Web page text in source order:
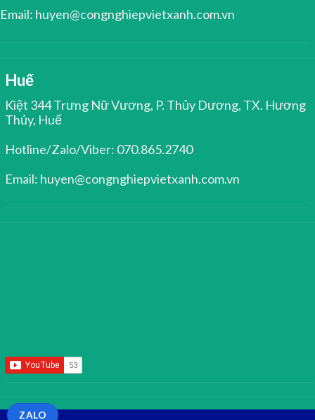
Email: huyen@congnghiepvietxanh.com.vn
Huế
Kiệt 344 Trưng Nữ Vương, P. Thủy Dương, TX. Hương
Thủy, Huế
Hotline/Zalo/Viber: 070.865.2740
Email: huyen@congnghiepvietxanh.com.vn
ZALO